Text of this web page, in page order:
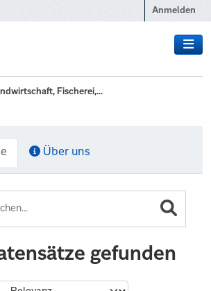
Anmelden
Fischerei,...
Über uns
gefunden